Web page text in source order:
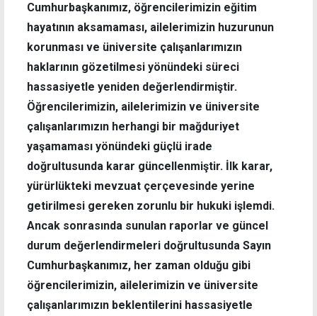
Cumhurbaşkanımız, öğrencilerimizin eğitim
hayatının aksamaması, ailelerimizin huzurunun
korunması ve üniversite çalışanlarımızın
haklarının gözetilmesi yönündeki süreci
hassasiyetle yeniden değerlendirmiştir.
Öğrencilerimizin, ailelerimizin ve üniversite
çalışanlarımızın herhangi bir mağduriyet
yaşamaması yönündeki güçlü irade
doğrultusunda karar güncellenmiştir. İlk karar,
yürürlükteki mevzuat çerçevesinde yerine
getirilmesi gereken zorunlu bir hukuki işlemdi.
Ancak sonrasında sunulan raporlar ve güncel
durum değerlendirmeleri doğrultusunda Sayın
Cumhurbaşkanımız, her zaman olduğu gibi
öğrencilerimizin, ailelerimizin ve üniversite
çalışanlarımızın beklentilerini hassasiyetle